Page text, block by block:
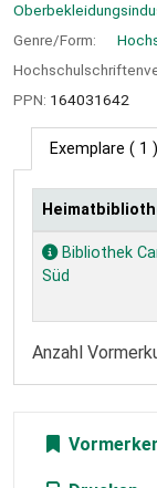
Genre/Form:
PPN: 164031642
Exemplare ( 1 )
Exemplare
Bibliothek
Süd
Anzahl